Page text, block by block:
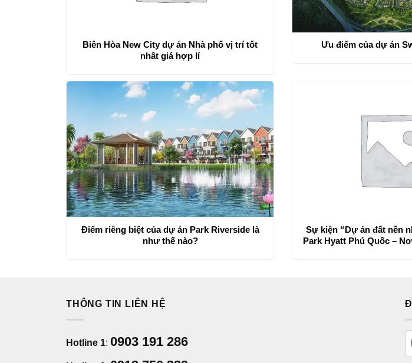
Biên Hòa New City dự án Nhà phố vị trí tốt
nhât giá hợp lí
Ưu điểm của dự án
Điểm riêng biệt của dự án Park Riverside là
như thế nào?
Sự kiện “Dự án đất nền
Park
THÔNG TIN LIÊN HỆ
Hotline 1: 0903 191 286